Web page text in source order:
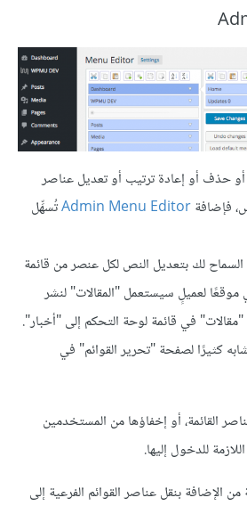
أو حذف أو إعادة ترتيب أو تعديل عناصر
فإضافةAdmin Menu Editorتُسهِّل
السماح لك بتعديل النص لكل عنصر من قائمة
موقعًا لعميلٍ سيستعمل "المقالات" لنشر
"مقالات" في قائمة لوحة التحكم إلى "أخبار".
كثيرًا لصفحة "تحرير القوائم" في
القائمة، أو إخفاؤها من المستخدمين
للدخول إليها.
الإضافة بنقل عناصر القوائم الفرعية إلى